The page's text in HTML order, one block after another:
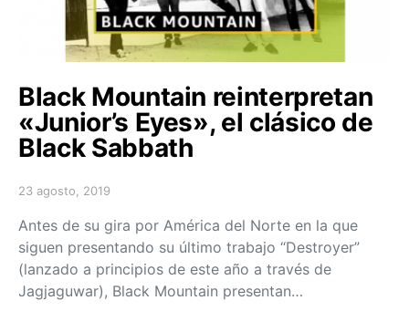
Black Mountain reinterpretan
«Junior’s Eyes», el clásico de
Black Sabbath
Posted on
23 agosto, 2019
Antes de su gira por América del Norte en la que
siguen presentando su último trabajo “Destroyer”
(lanzado a principios de este año a través de
Jagjaguwar), Black Mountain presentan…